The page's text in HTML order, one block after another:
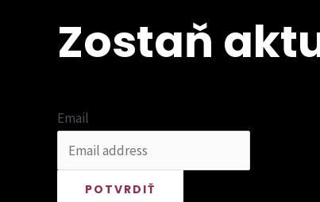
Zostaň
Email
POTVRDIŤ